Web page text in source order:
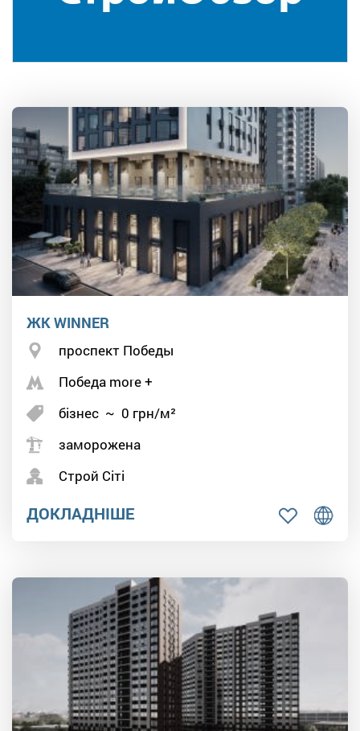
ЖК WINNER
проспект Победы
Победа more +
бізнес ~ 0 грн/м²
заморожена
Строй Сіті
ДОКЛАДНІШЕ